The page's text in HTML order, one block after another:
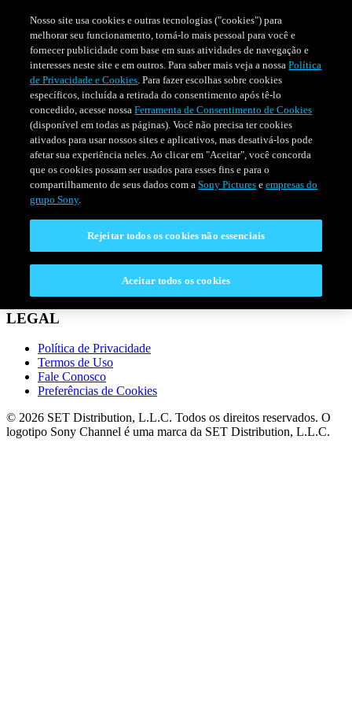
SÉRIESPROGRAMAÇÃO
CONECTAR
Perguntas Frequentes
LEGAL
Política de Privacidade
Termos de Uso
Fale Conosco
Preferências de Cookies
© 2026 SET Distribution, L.L.C. Todos os direitos reservados. O
logotipo Sony Channel é uma marca da SET Distribution, L.L.C.
Nosso site usa cookies e outras tecnologias ("cookies") para
melhorar seu funcionamento, torná-lo mais pessoal para você e
fornecer publicidade com base em suas atividades de navegação e
interesses neste site e em outros. Para saber mais veja a nossaPolítica
de Privacidade e Cookies. Para fazer escolhas sobre cookies
específicos, incluída a retirada do consentimento após tê-lo
concedido, acesse nossaFerramenta de Consentimento de Cookies
(disponível em todas as páginas). Você não precisa ter cookies
ativados para usar nossos sites e aplicativos, mas desativá-los pode
afetar sua experiência neles. Ao clicar em "Aceitar", você concorda
que os cookies possam ser usados para esses fins e para o
compartilhamento de seus dados com aSony Pictures eempresas do
grupo Sony.
Rejeitar todos os cookies não essenciais
Aceitar todos os cookies